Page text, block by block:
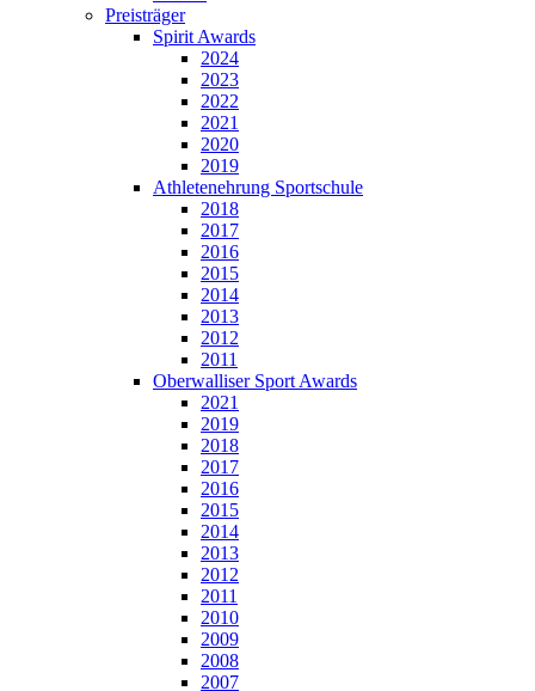
Preisträger
Spirit Awards
2024
2023
2022
2021
2020
2019
Athletenehrung Sportschule
2018
2017
2016
2015
2014
2013
2012
2011
Oberwalliser Sport Awards
2021
2019
2018
2017
2016
2015
2014
2013
2012
2011
2010
2009
2008
2007